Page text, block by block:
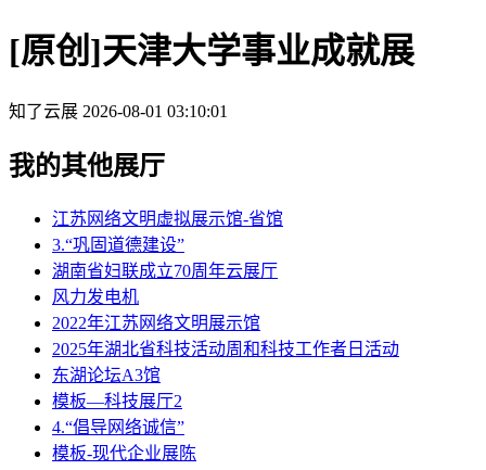
[原创]天津大学事业成就展
知了云展 2026-08-01 03:10:01
我的其他展厅
江苏网络文明虚拟展示馆-省馆
3.“巩固道德建设”
湖南省妇联成立70周年云展厅
风力发电机
2022年江苏网络文明展示馆
2025年湖北省科技活动周和科技工作者日活动
东湖论坛A3馆
模板—科技展厅2
4.“倡导网络诚信”
模板-现代企业展陈